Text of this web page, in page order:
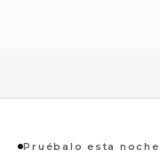
Pruébalo esta noche